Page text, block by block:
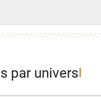
par univers